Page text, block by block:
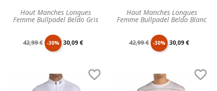
Haut Manches Longues
Femme Bullpadel Beldo Gris
Prix
base
42,99 € -30% Prix
30,09 €
Haut Manches Longues
Femme Bullpadel Beldo Blanc
Prix
base
42,99 € -30% Prix
30,09 €
 